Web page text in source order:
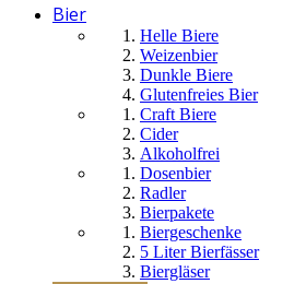
Bier
Helle Biere
Weizenbier
Dunkle Biere
Glutenfreies Bier
Craft Biere
Cider
Alkoholfrei
Dosenbier
Radler
Bierpakete
Biergeschenke
5 Liter Bierfässer
Biergläser